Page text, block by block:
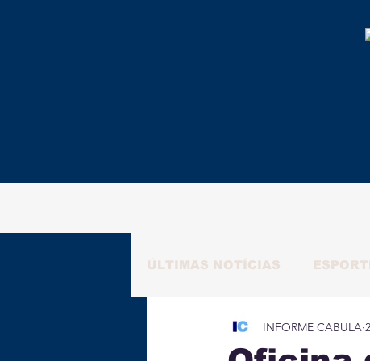
ÚLTIMAS NOTÍCIAS
RAFAELA NATALYINFORME CABULA